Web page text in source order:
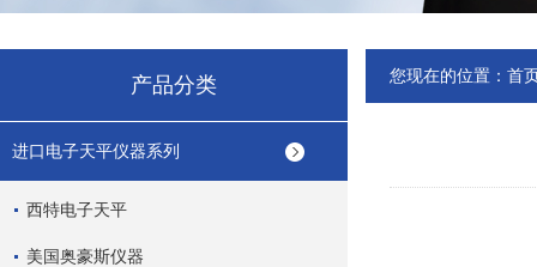
产品分类
进口电子天平仪器系列
西特电子天平
美国奥豪斯仪器
您现在的位置： 首